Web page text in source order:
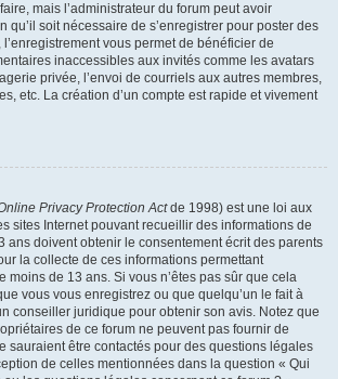
mais l’administrateur du forum peut avoir
qu’il soit nécessaire de s’enregistrer pour poster des
vous permet de bénéficier de
inaccessibles aux invités comme les avatars
privée, l’envoi de courriels aux autres membres,
etc. La création d’un compte est rapide et vivement
Privacy Protection Actde 1998) est une loi aux
sites Internet pouvant recueillir des informations de
ans doivent obtenir le consentement écrit des parents
la collecte de ces informations permettant
moins de 13 ans. Si vous n’êtes pas sûr que cela
vous vous enregistrez ou que quelqu’un le fait à
conseiller juridique pour obtenir son avis. Notez que
de ce forum ne peuvent pas fournir de
sauraient être contactés pour des questions légales
de celles mentionnées dans la question « Qui